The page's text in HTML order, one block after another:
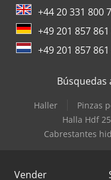
+44 20 331 800
+49 201 857
+49 201 857
Búsquedas
Haller Pinzas
Halla Hdf 25
Cabrestantes
Vender